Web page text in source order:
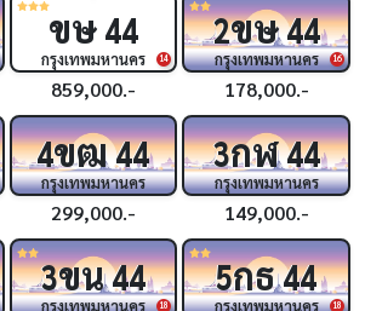
14
ขษ44
กรุงเทพมหานคร
859,000.-
16
2ขษ44
กรุงเทพมหานคร
178,000.-
4ขฒ44
กรุงเทพมหานคร
299,000.-
3กฬ44
กรุงเทพมหานคร
149,000.-
18
3ขน44
กรุงเทพมหานคร 18
5กธ44
กรุงเทพมหานคร